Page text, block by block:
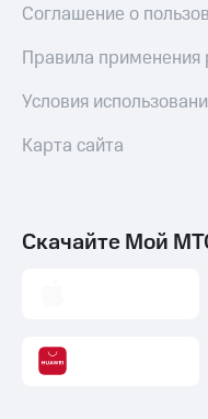
Соглашение о
Правила применения
Условия
Карта сайта
Скачайте Мой